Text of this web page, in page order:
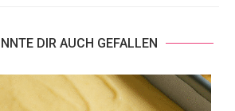
DIR AUCH GEFALLEN